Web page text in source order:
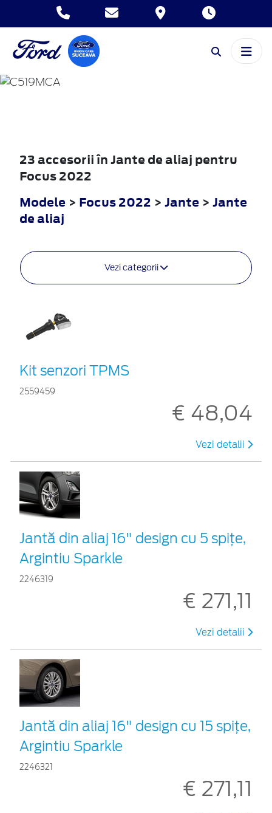
FOCUS
23 accesorii în Jante de aliaj pentru
Focus 2022
Modele > Focus 2022 > Jante > Jante
de aliaj
Vezi categorii
Kit senzori TPMS
2559459
€ 48,04
Vezi detalii
Jantă din aliaj 16" design cu 5 spițe,
Argintiu Sparkle
2246319
€ 271,11
Vezi detalii
Jantă din aliaj 16" design cu 15 spițe,
Argintiu Sparkle
2246321
€ 271,11